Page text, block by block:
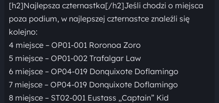
[h2]Najlepsza czternastka[/h2]Jeśli chodzi o miejsca
poza podium, w najlepszej czternastce znaleźli się
kolejno:
4 miejsce – OP01-001 Roronoa Zoro
5 miejsce – OP01-002 Trafalgar Law
6 miejsce – OP04-019 Donquixote Doflamingo
7 miejsce – OP04-019 Donquixote Doflamingo
8 miejsce – ST02-001 Eustass „Captain” Kid